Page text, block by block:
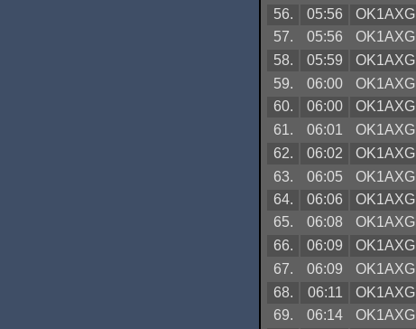
56.
05:56 OK1AXG
57.
05:56 OK1AXG
58.
05:59 OK1AXG
59.
06:00 OK1AXG
60.
06:00 OK1AXG
61.
06:01 OK1AXG
62.
06:02 OK1AXG
63.
06:05 OK1AXG
64.
06:06 OK1AXG
65.
06:08 OK1AXG
66.
06:09 OK1AXG
67.
06:09 OK1AXG
68.
06:11 OK1AXG
69.
06:14 OK1AXG